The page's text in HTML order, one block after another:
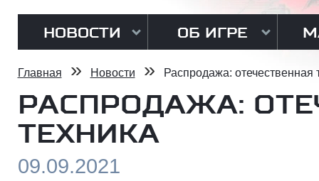
НОВОСТИ ОБ ИГРЕ
Главная » Новости » Распродажа: отечественная
РАСПРОДАЖА:
ТЕХНИКА
09.09.2021